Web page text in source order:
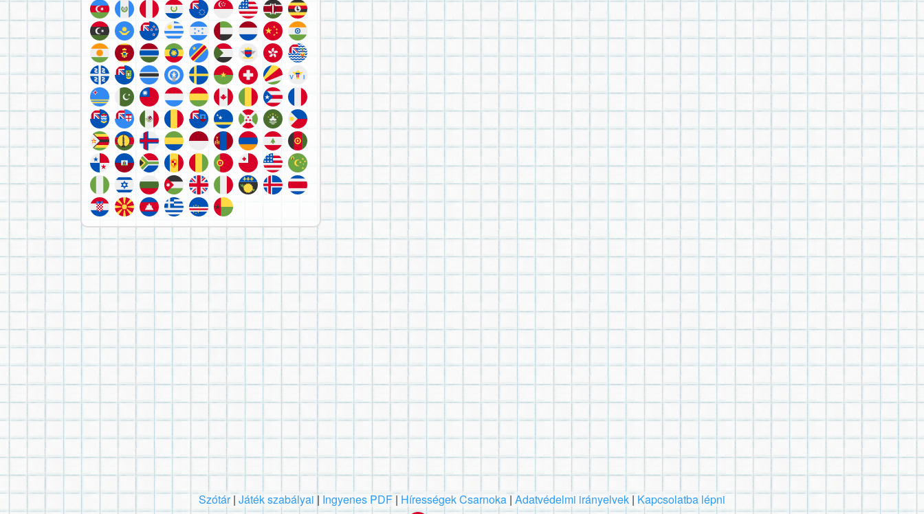
Szótár| Játék szabályai | Ingyenes PDF | Hírességek Csarnoka | Adatvédelmi irányelvek| Kapcsolatba lépni